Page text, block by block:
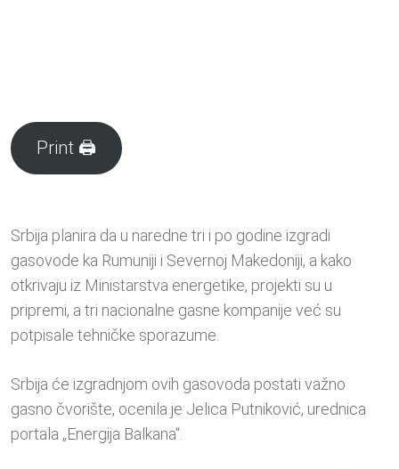
Print 🖨
Srbija planira da u naredne tri i po godine izgradi
gasovode ka Rumuniji i Severnoj Makedoniji, a kako
otkrivaju iz Ministarstva energetike, projekti su u
pripremi, a tri nacionalne gasne kompanije već su
potpisale tehničke sporazume.
Srbija će izgradnjom ovih gasovoda postati važno
gasno čvorište, ocenila je Jelica Putniković, urednica
portala „Energija Balkana“.